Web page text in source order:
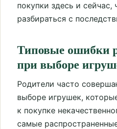
покупки здесь и сейчас,
разбираться с
Типовые ошибки
при выборе
Родители часто
выборе игрушек,
к покупке
самые